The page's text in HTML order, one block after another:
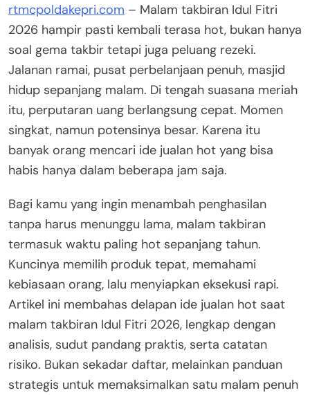
rtmcpoldakepri.com – Malam takbiran Idul Fitri
2026 hampir pasti kembali terasa hot, bukan hanya
soal gema takbir tetapi juga peluang rezeki.
Jalanan ramai, pusat perbelanjaan penuh, masjid
hidup sepanjang malam. Di tengah suasana meriah
itu, perputaran uang berlangsung cepat. Momen
singkat, namun potensinya besar. Karena itu
banyak orang mencari ide jualan hot yang bisa
habis hanya dalam beberapa jam saja.
Bagi kamu yang ingin menambah penghasilan
tanpa harus menunggu lama, malam takbiran
termasuk waktu paling hot sepanjang tahun.
Kuncinya memilih produk tepat, memahami
kebiasaan orang, lalu menyiapkan eksekusi rapi.
Artikel ini membahas delapan ide jualan hot saat
malam takbiran Idul Fitri 2026, lengkap dengan
analisis, sudut pandang praktis, serta catatan
risiko. Bukan sekadar daftar, melainkan panduan
strategis untuk memaksimalkan satu malam penuh